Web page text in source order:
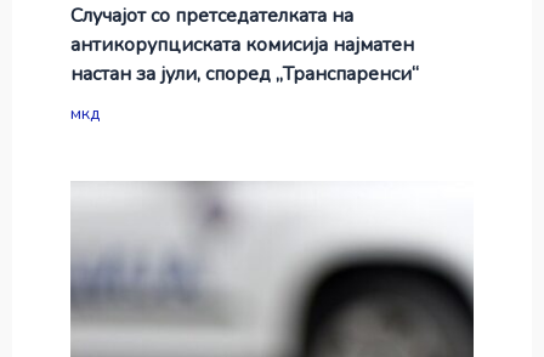
Случајот со претседателката на
антикорупциската комисија најматен
настан за јули, според „Транспаренси“
мкд